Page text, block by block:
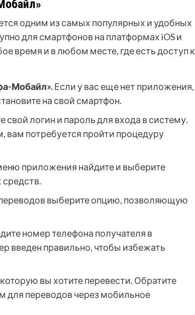
одним из самых популярных и удобных
для смартфонов на платформах iOS и
время и в любом месте, где есть доступ к
Мобайл».Если у вас еще нет приложения,
на свой смартфон.
свой логин и пароль для входа в систему.
вам потребуется пройти процедуру
приложения найдите и выберите
выберите опцию, позволяющую
номер телефона получателя в
введен правильно, чтобы избежать
вы хотите перевести. Обратите
для переводов через мобильное